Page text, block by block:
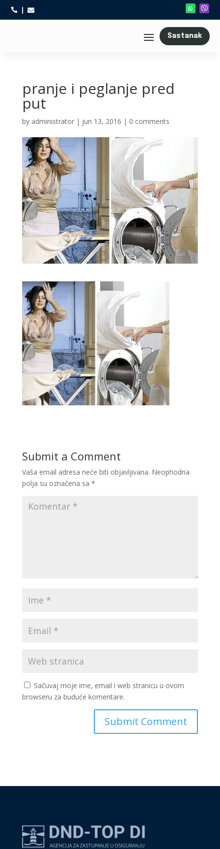
 
Sastanak
pranje i peglanje pred
put
by administrator| jun 13, 2016 | 0 comments
Submit a Comment
Vaša email adresa neće biti objavljivana. Neophodna
polja su označena sa *
Sačuvaj moje ime, email i web stranicu u ovom
browseru za buduće komentare.